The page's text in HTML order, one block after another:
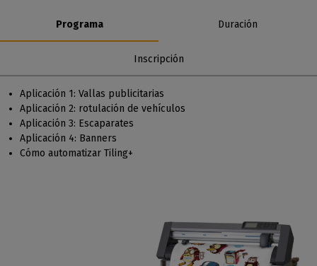
Programa Duración
Inscripción
Aplicación 1: Vallas publicitarias
Aplicación 2: rotulación de vehículos
Aplicación 3: Escaparates
Aplicación 4: Banners
Cómo automatizar Tiling+